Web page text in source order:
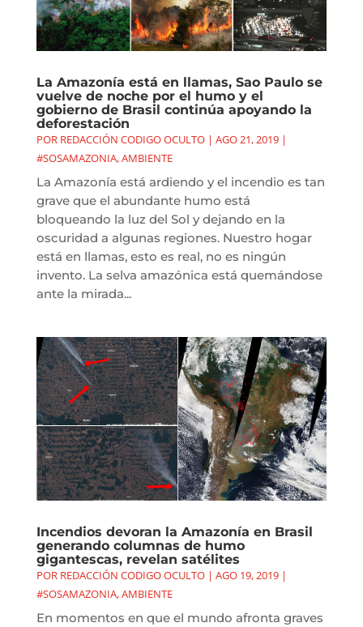
La Amazonía está en llamas, Sao Paulo se
vuelve de noche por el humo y el
gobierno de Brasil continúa apoyando la
deforestación
POR REDACCIÓN CODIGO OCULTO| AGO 21, 2019|
#SOSAMAZONIA,AMBIENTE
La Amazonía está ardiendo y el incendio es tan
grave que el abundante humo está
bloqueando la luz del Sol y dejando en la
oscuridad a algunas regiones. Nuestro hogar
está en llamas, esto es real, no es ningún
invento. La selva amazónica está quemándose
ante la mirada...
Incendios devoran la Amazonía en Brasil
generando columnas de humo
gigantescas, revelan satélites
POR REDACCIÓN CODIGO OCULTO| AGO 19, 2019|
#SOSAMAZONIA,AMBIENTE
En momentos en que el mundo afronta graves